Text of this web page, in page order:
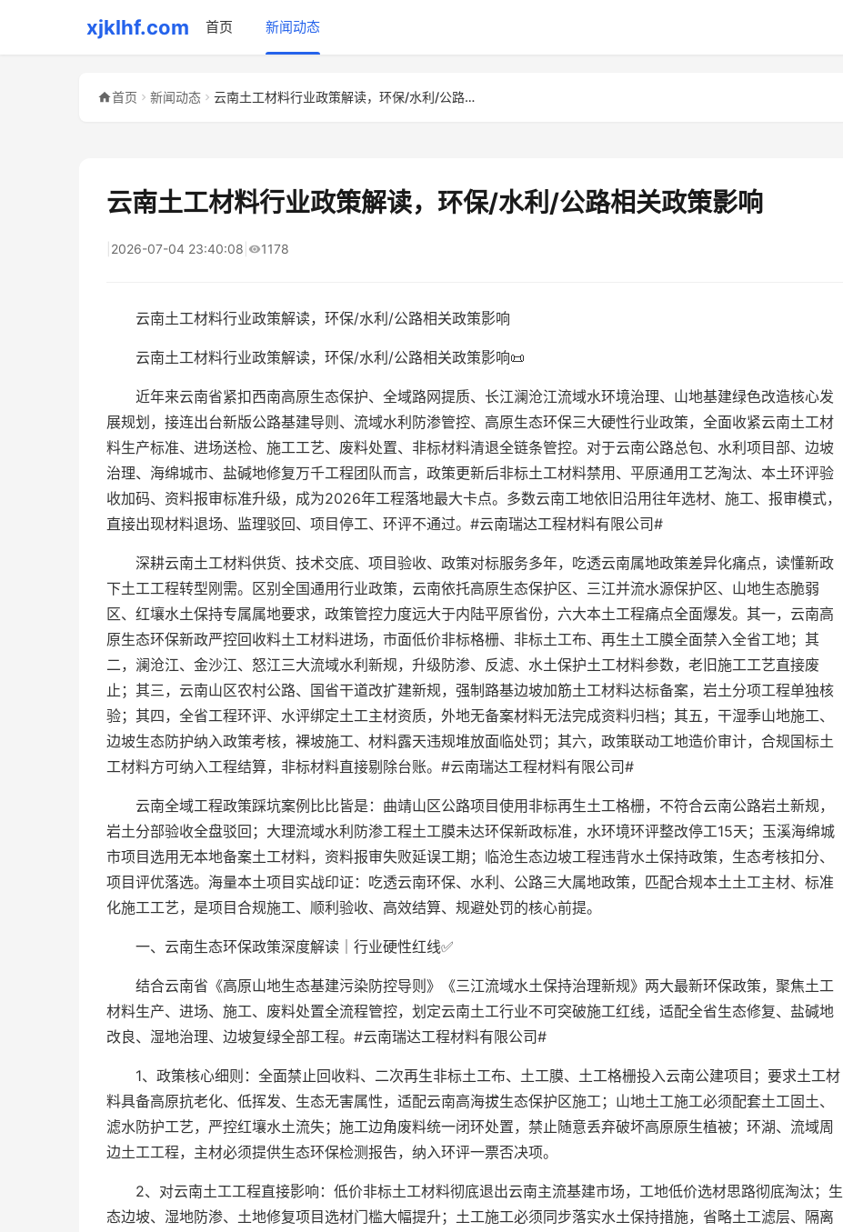
xjklhf.com 首页 新闻动态
首页 新闻动态 云南土工材料行业政策解读，环保/水利/公路相关政策影响
云南土工材料行业政策解读，环保/水利/公路相关政策影响
2026-07-04 23:40:08 1178
云南土工材料行业政策解读，环保/水利/公路相关政策影响
云南土工材料行业政策解读，环保/水利/公路相关政策影响📜
近年来云南省紧扣西南高原生态保护、全域路网提质、长江澜沧江流域水环境治理、山地基建绿色改造核心发
展规划，接连出台新版公路基建导则、流域水利防渗管控、高原生态环保三大硬性行业政策，全面收紧云南土工材
料生产标准、进场送检、施工工艺、废料处置、非标材料清退全链条管控。对于云南公路总包、水利项目部、边坡
治理、海绵城市、盐碱地修复万千工程团队而言，政策更新后非标土工材料禁用、平原通用工艺淘汰、本土环评验
收加码、资料报审标准升级，成为2026年工程落地最大卡点。多数云南工地依旧沿用往年选材、施工、报审模式，
直接出现材料退场、监理驳回、项目停工、环评不通过。#云南瑞达工程材料有限公司#
深耕云南土工材料供货、技术交底、项目验收、政策对标服务多年，吃透云南属地政策差异化痛点，读懂新政
下土工工程转型刚需。区别全国通用行业政策，云南依托高原生态保护区、三江并流水源保护区、山地生态脆弱
区、红壤水土保持专属属地要求，政策管控力度远大于内陆平原省份，六大本土工程痛点全面爆发。其一，云南高
原生态环保新政严控回收料土工材料进场，市面低价非标格栅、非标土工布、再生土工膜全面禁入全省工地；其
二，澜沧江、金沙江、怒江三大流域水利新规，升级防渗、反滤、水土保护土工材料参数，老旧施工工艺直接废
止；其三，云南山区农村公路、国省干道改扩建新规，强制路基边坡加筋土工材料达标备案，岩土分项工程单独核
验；其四，全省工程环评、水评绑定土工主材资质，外地无备案材料无法完成资料归档；其五，干湿季山地施工、
边坡生态防护纳入政策考核，裸坡施工、材料露天违规堆放面临处罚；其六，政策联动工地造价审计，合规国标土
工材料方可纳入工程结算，非标材料直接剔除台账。#云南瑞达工程材料有限公司#
云南全域工程政策踩坑案例比比皆是：曲靖山区公路项目使用非标再生土工格栅，不符合云南公路岩土新规，
岩土分部验收全盘驳回；大理流域水利防渗工程土工膜未达环保新政标准，水环境环评整改停工15天；玉溪海绵城
市项目选用无本地备案土工材料，资料报审失败延误工期；临沧生态边坡工程违背水土保持政策，生态考核扣分、
项目评优落选。海量本土项目实战印证：吃透云南环保、水利、公路三大属地政策，匹配合规本土土工主材、标准
化施工工艺，是项目合规施工、顺利验收、高效结算、规避处罚的核心前提。
一、云南生态环保政策深度解读｜行业硬性红线✅
结合云南省《高原山地生态基建污染防控导则》《三江流域水土保持治理新规》两大最新环保政策，聚焦土工
材料生产、进场、施工、废料处置全流程管控，划定云南土工行业不可突破施工红线，适配全省生态修复、盐碱地
改良、湿地治理、边坡复绿全部工程。#云南瑞达工程材料有限公司#
1、政策核心细则：全面禁止回收料、二次再生非标土工布、土工膜、土工格栅投入云南公建项目；要求土工材
料具备高原抗老化、低挥发、生态无害属性，适配云南高海拔生态保护区施工；山地土工施工必须配套土工固土、
滤水防护工艺，严控红壤水土流失；施工边角废料统一闭环处置，禁止随意丢弃破坏高原原生植被；环湖、流域周
边土工工程，主材必须提供生态环保检测报告，纳入环评一票否决项。
2、对云南土工工程直接影响：低价非标土工材料彻底退出云南主流基建市场，工地低价选材思路彻底淘汰；生
态边坡、湿地防渗、土地修复项目选材门槛大幅提升；土工施工必须同步落实水土保持措施，省略土工滤层、隔离